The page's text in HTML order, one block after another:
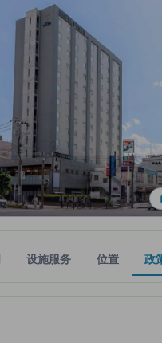
设施服务 位置 政
息由合作第三方平台提供，